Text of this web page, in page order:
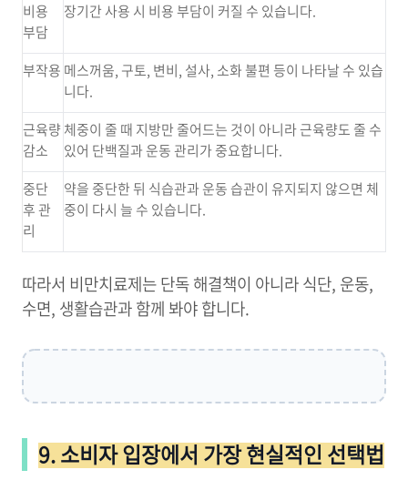
비용
부담
장기간 사용 시 비용 부담이 커질 수 있습니다.
부작용 메스꺼움, 구토, 변비, 설사, 소화 불편 등이 나타날 수 있습
니다.
근육량
감소
체중이 줄 때 지방만 줄어드는 것이 아니라 근육량도 줄 수
있어 단백질과 운동 관리가 중요합니다.
중단
후 관
리
약을 중단한 뒤 식습관과 운동 습관이 유지되지 않으면 체
중이 다시 늘 수 있습니다.
따라서 비만치료제는 단독 해결책이 아니라 식단, 운동,
수면, 생활습관과 함께 봐야 합니다.
9. 소비자 입장에서 가장 현실적인 선택법